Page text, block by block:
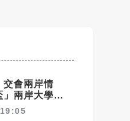
交會兩岸情
」兩岸大學生實
落幕